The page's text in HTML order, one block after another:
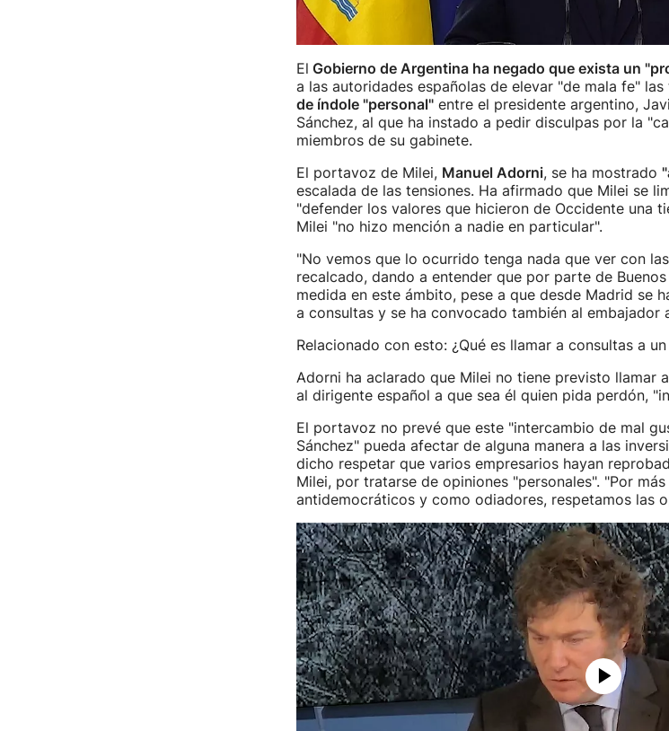
El Gobierno de Argentina ha negado que exista un
a las autoridades españolas de elevar "de mala fe"
de índole "personal"entre el presidente argentino,
Sánchez, al que ha instado a pedir disculpas por la
miembros de su gabinete.
El portavoz de Milei, Manuel Adorni, se ha mostrado
escalada de las tensiones. Ha afirmado que Milei se
"defender los valores que hicieron de Occidente una
Milei "no hizo mención a nadie en particular".
"No vemos que lo ocurrido tenga nada que ver con
recalcado, dando a entender que por parte de
medida en este ámbito, pese a que desde Madrid se
a consultas y se ha convocado también al embajador
Relacionado con esto: ¿Qué es llamar a consultas a
Adorni ha aclarado que Milei no tiene previsto llamar
al dirigente español a que sea él quien pida perdón,
El portavoz no prevé que este "intercambio de mal
Sánchez" pueda afectar de alguna manera a las
dicho respetar que varios empresarios hayan
Milei, por tratarse de opiniones "personales". "Por
antidemocráticos y como odiadores, respetamos las